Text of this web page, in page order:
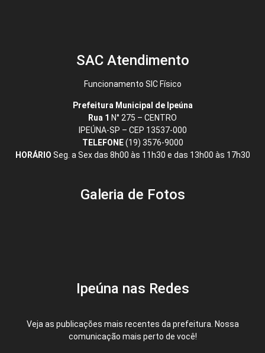
SAC Atendimento
Funcionamento SIC Físico
Prefeitura Municipal de Ipeúna
Rua 1 N° 275 – CENTRO
IPEÚNA-SP – CEP 13537-000
TELEFONE(19) 3576-9000
HORÁRIO Seg. a Sex das 8h00 às 11h30 e das 13h00 às 17h30
Galeria de Fotos
Ipeúna nas Redes
Veja as publicações mais recentes da prefeitura. Nossa
comunicação mais perto de você!